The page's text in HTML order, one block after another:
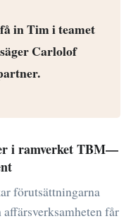
in Tim i teamet
Carlolof
i ramverket TBM—
förutsättningarna
får